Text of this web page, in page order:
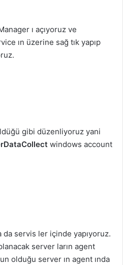
ı açıyoruz ve
ın üzerine sağ tık yapıp
gibi düzenliyoruz yani
windows account
servis ler içinde yapıyoruz.
server ların agent
olduğu server ın agent ında